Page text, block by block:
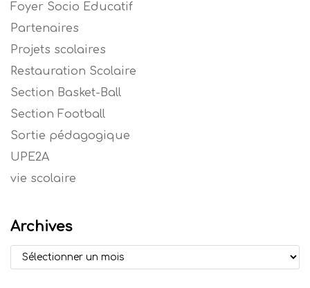
Foyer Socio Educatif
Partenaires
Projets scolaires
Restauration Scolaire
Section Basket-Ball
Section Football
Sortie pédagogique
UPE2A
vie scolaire
Archives